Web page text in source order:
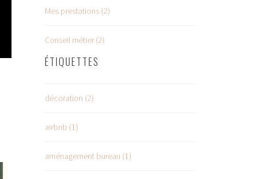
Mes prestations (2)
Conseil métier (2)
ÉTIQUETTES
décoration (2)
airbnb (1)
aménagement bureau (1)